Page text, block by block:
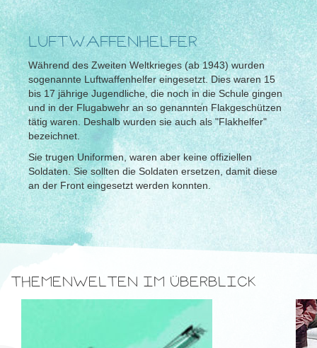
LUFTWAFFENHELFER
Während des Zweiten Weltkrieges (ab 1943) wurden
sogenannte Luftwaffenhelfer eingesetzt. Dies waren 15
bis 17 jährige Jugendliche, die noch in die Schule gingen
und in der Flugabwehr an so genannten Flakgeschützen
tätig waren. Deshalb wurden sie auch als "Flakhelfer"
bezeichnet.
Sie trugen Uniformen, waren aber keine offiziellen
Soldaten. Sie sollten die Soldaten ersetzen, damit diese
an der Front eingesetzt werden konnten.
THEMENWELTEN IM ÜBERBLICK